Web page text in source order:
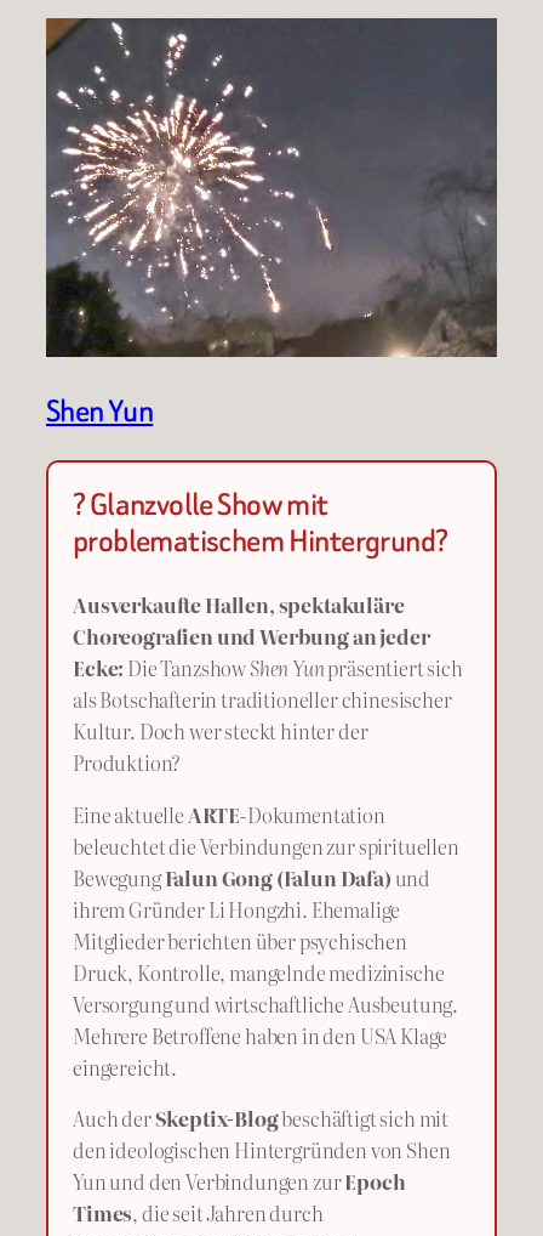
Shen Yun
? Glanzvolle Show mit
problematischem Hintergrund?
Ausverkaufte Hallen, spektakuläre
Choreografien und Werbung an jeder
Ecke: Die TanzshowShen Yunpräsentiert sich
als Botschafterin traditioneller chinesischer
Kultur. Doch wer steckt hinter der
Produktion?
Eine aktuelle ARTE-Dokumentation
beleuchtet die Verbindungen zur spirituellen
BewegungFalun Gong (Falun Dafa) und
ihrem Gründer Li Hongzhi. Ehemalige
Mitglieder berichten über psychischen
Druck, Kontrolle, mangelnde medizinische
Versorgung und wirtschaftliche Ausbeutung.
Mehrere Betroffene haben in den USA Klage
eingereicht.
Auch derSkeptix-Blogbeschäftigt sich mit
den ideologischen Hintergründen von Shen
Yun und den Verbindungen zurEpoch
Times, die seit Jahren durch